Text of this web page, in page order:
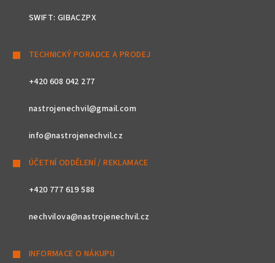
SWIFT: GIBACZPX
TECHNICKÝ PORADCE A PRODEJ
+420 608 042 277
nastrojenechvil@gmail.com
info@nastrojenechvil.cz
ÚČETNÍ ODDĚLENÍ / REKLAMACE
+420 777 619 588
nechvilova@nastrojenechvil.cz
INFORMACE O NÁKUPU